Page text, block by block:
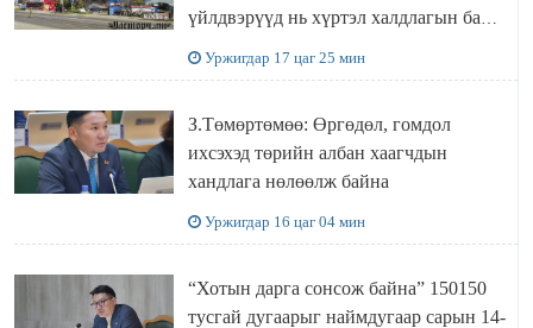
үйлдвэрүүд нь хүртэл халдлагын бай
Уржигдар 17 цаг 25 мин
З.Төмөртөмөө: Өргөдөл, гомдол
ихсэхэд төрийн албан хаагчдын
хандлага нөлөөлж байна
Уржигдар 16 цаг 04 мин
“Хотын дарга сонсож байна” 150150
тусгай дугаарыг наймдугаар сарын 14-